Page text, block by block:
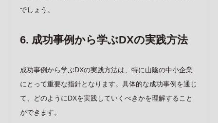
でしょう。
6. 成功事例から学ぶDXの実践方法
成功事例から学ぶDXの実践方法は、特に山陰の中小企業
にとって重要な指針となります。具体的な成功事例を通じ
て、どのようにDXを実践していくべきかを理解すること
ができます。